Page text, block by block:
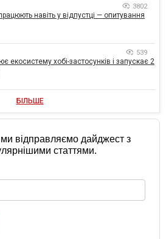
3802
навіть у відпустці — опитування
539
екосистему хобі-застосунків і запускає 2
БІЛЬШЕ
відправляємо дайджест з
статтями.